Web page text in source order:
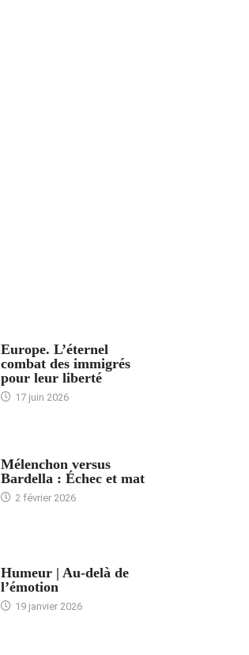
Europe. L’éternel
combat des immigrés
pour leur liberté
17 juin 2026
Mélenchon versus
Bardella : Échec et mat
2 février 2026
Humeur | Au-delà de
l’émotion
19 janvier 2026